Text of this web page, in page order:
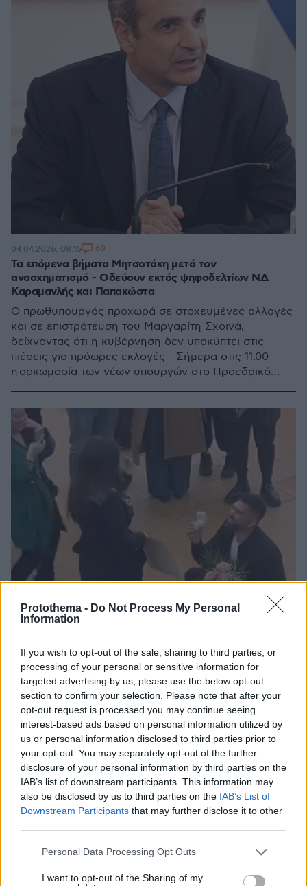
Protothema - Do Not Process My Personal
Information
If you wish to opt-out of the sale, sharing to third parties, or
processing of your personal or sensitive information for
targeted advertising by us, please use the below opt-out
section to confirm your selection. Please note that after your
opt-out request is processed you may continue seeing
interest-based ads based on personal information utilized by
us or personal information disclosed to third parties prior to
your opt-out. You may separately opt-out of the further
disclosure of your personal information by third parties on the
IAB’s list of downstream participants. This information may
also be disclosed by us to third parties on the IAB’s List of
Downstream Participants that may further disclose it to other
Please note that this website/app uses one or more Google
not limited to your visit or usage behaviour. You may click to
Personal Data Processing Opt Outs
I want to opt-out of the Sharing of my
Τα επόμενα βήματα Μητσοτάκη μετά τον
ανασχηματισμό - Οδεύουν εκτός ψηφοδελτίων ΝΔ
Καραμανλής και Παπακώστα
Ο πρωθυπουργός προχωρά σε στοχευμένες αλλαγές
και σε επιστράτευση του Μαργαρίτη Σχοινά,
δείχνοντας ότι η κυβέρνηση δεν υποκύπτει στις
πιέσεις για πρόωρες εκλογές - Σήμερα στις 11.00
η ορκωμοσία των νέων υπουργών στο Προεδρικό
04.04.2026, 08:15 60
Πρώτα το πτυχίο και μετά το δαχτυλίδι: Δέχθηκε
πρόταση γάμου από τον αγαπημένο της μετά την
ορκωμοσία στο Πανεπιστήμιο Κρήτης, δείτε βίντεο
Η Έλενα, πτυχιούχος του τμήματος τμήματος
Κοινωνιολογίας του Πανεπιστημίου Κρήτης είπε το
«ναι» στον σύντροφό της
20.03.2026, 10:52 39